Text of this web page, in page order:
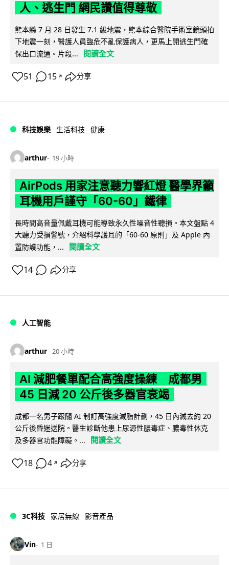
人、逃生門 網民讚值得尊敬
熊本縣 7 月 28 日發生 7.1 級地震，熊本綜合醫院手術室鏡頭拍
下地震一刻，醫護人員臨危不亂保護病人，更馬上開逃生門確
保出口流通。片段...
閱讀全文
51 15 ↗ 分享
科技娛樂 生活科技 健康
arthur 19 小時
AirPods 用家注意聽力響紅燈 醫學界籲
耳機用戶謹守「60-60」鐵律
長時間高音量佩戴耳機可能導致永久性噪音性聽損。本文盤點 4
大聽力受損警號，介紹科學護耳的「60-60 原則」及 Apple 內
置防護功能，...
閱讀全文
14 分享
人工智能
arthur 20 小時
AI 減肥餐單配合高強度操練 成都男
45 日減 20 公斤後多器官衰竭
成都一名男子跟隨 AI 制訂高強度減脂計劃，45 日內減去約 20
公斤後昏迷送院。醫生診斷他患上尿源性膿毒症、膿毒性休克
及多器官功能障礙。...
閱讀全文
18 4 ↗ 分享
3C科技 家居無線 影音產品
Vin 1 日